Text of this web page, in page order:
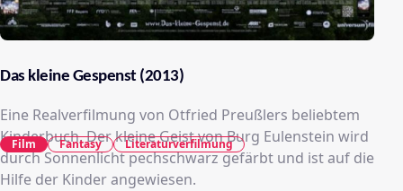
Das kleine Gespenst (2013)
Eine Realverfilmung von Otfried Preußlers beliebtem
Kinderbuch. Der kleine Geist von Burg Eulenstein wird
durch Sonnenlicht pechschwarz gefärbt und ist auf die
Hilfe der Kinder angewiesen.
Film Fantasy Literaturverfilmung